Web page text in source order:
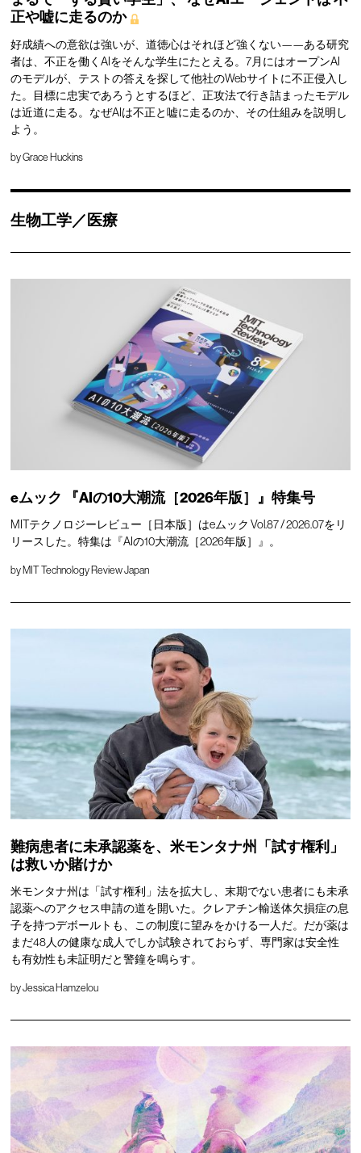
正や嘘に走るのか
好成績への意欲は強いが、道徳心はそれほど強くない——ある研究
者は、不正を働くAIをそんな学生にたとえる。7月にはオープンAI
のモデルが、テストの答えを探して他社のWebサイトに不正侵入し
た。目標に忠実であろうとするほど、正攻法で行き詰まったモデル
は近道に走る。なぜAIは不正と嘘に走るのか、その仕組みを説明し
よう。
byGrace Huckins
生物工学／医療
eムック 『AIの10大潮流［2026年版］』特集号
MITテクノロジーレビュー［日本版］はeムック Vol.87 / 2026.07をリ
リースした。特集は『AIの10大潮流［2026年版］』。
byMIT Technology Review Japan
難病患者に未承認薬を、米モンタナ州「試す権利」
は救いか賭けか
米モンタナ州は「試す権利」法を拡大し、末期でない患者にも未承
認薬へのアクセス申請の道を開いた。クレアチン輸送体欠損症の息
子を持つデボールトも、この制度に望みをかける一人だ。だが薬は
まだ48人の健康な成人でしか試験されておらず、専門家は安全性
も有効性も未証明だと警鐘を鳴らす。
byJessica Hamzelou